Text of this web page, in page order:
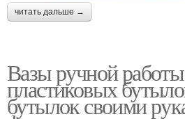
читать дальше →
Вазы ручной
пластиковых
бутылок своими